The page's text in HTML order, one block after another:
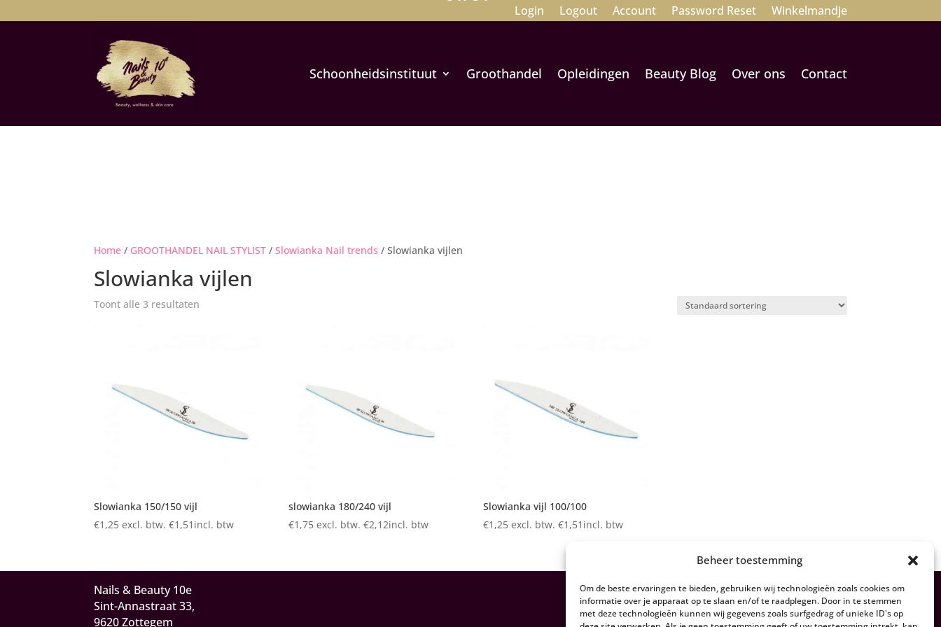
Beheer toestemming
Om de beste ervaringen te bieden, gebruiken wij technologieën zoals cookies om
informatie over je apparaat op te slaan en/of te raadplegen. Door in te stemmen
met deze technologieën kunnen wij gegevens zoals surfgedrag of unieke ID's op
Login Logout Account Password Reset Winkelmandje
Schoonheidsinstituut Groothandel Opleidingen Beauty Blog Over ons Contact
Home / GROOTHANDEL NAIL STYLIST /Slowianka Nail trends / Slowianka vijlen
Slowianka vijlen
Toont alle 3 resultaten
Slowianka 150/150 vijl
€1,25 excl. btw.€1,51 incl. btw
slowianka 180/240 vijl
€1,75 excl. btw.€2,12incl. btw
Slowianka vijl 100/100
€1,25 excl. btw.€1,51 incl. btw
Nails & Beauty 10e
Sint-Annastraat 33,
9620 Zottegem